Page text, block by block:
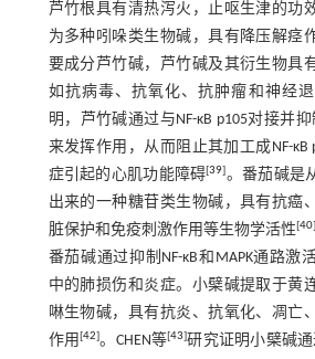
芦竹根具有清热泻火，止呕生津的功
为多种吲哚类生物碱，具有降压解痉
要成分芦竹碱，芦竹碱及其衍生物具
如抗病毒、抗氧化、抗肿瘤和神经
明，芦竹碱通过与NF-κB p105对接并抑
来发挥作用，从而阻止其加工成NF-κB
症引起的心肌功能障碍[39]。番茄碱是
出来的一种糖苷类生物碱，具有抗癌
脏保护和免疫刺激作用等生物学活性[40]
番茄碱通过抑制NF-κB和MAPK通路激
中的肺损伤和炎症。小檗碱提取于黄
啉生物碱，具有抗炎、抗氧化、凋亡
作用[42]。CHEN等[43]研究证明小檗碱